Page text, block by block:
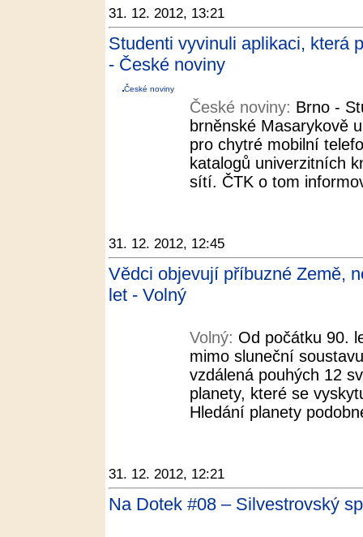
31. 12. 2012, 13:21
Studenti vyvinuli aplikaci, která
- České noviny
České noviny
České noviny: Brno -
brněnské Masarykově
pro chytré mobilní
katalogů univerzitních
sítí. ČTK o tom
31. 12. 2012, 12:45
Vědci objevují příbuzné Země,
let - Volný
Volný: Od počátku 90.
mimo sluneční
vzdálená pouhých 12
planety, které se
Hledání planety
31. 12. 2012, 12:21
Na Dotek #08 – Silvestrovský